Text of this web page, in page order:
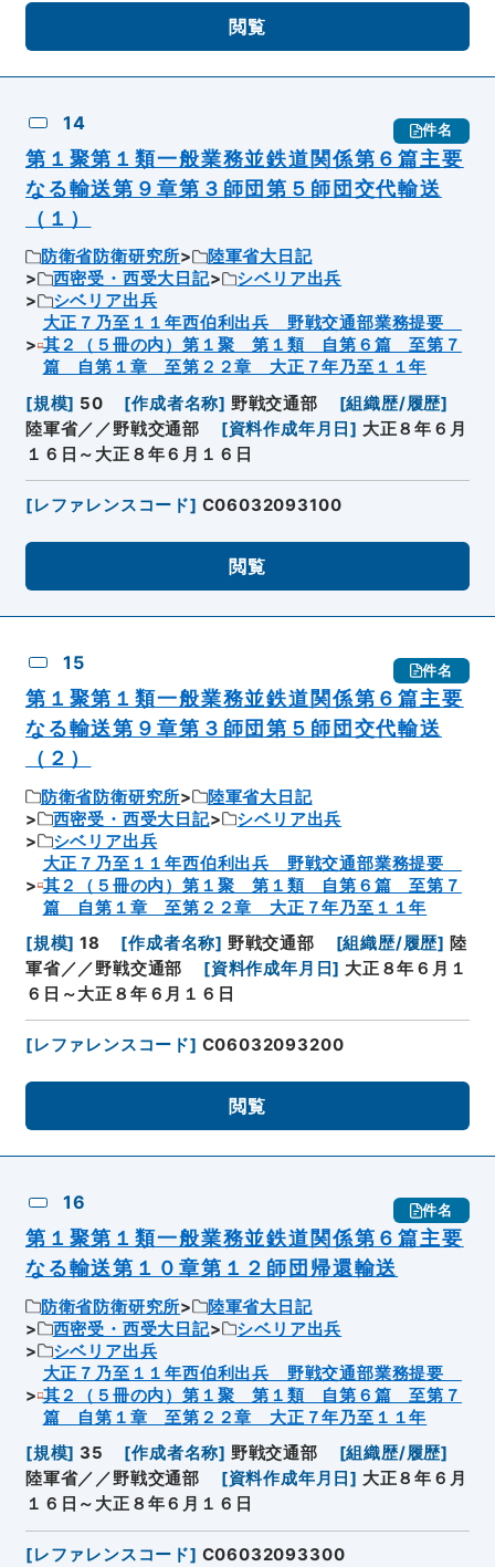
閲覧
14 件名
第１聚第１類一般業務並鉄道関係第６篇主要
なる輸送第９章第３師団第５師団交代輸送
（１）
防衛省防衛研究所
陸軍省大日記
西密受・西受大日記
シベリア出兵
シベリア出兵
大正７乃至１１年西伯利出兵 野戦交通部業務提要
其２（５冊の内）第１聚 第１類 自第６篇 至第７
篇 自第１章 至第２２章 大正７年乃至１１年
[規模] 50 [作成者名称] 野戦交通部 [組織歴/履歴]
陸軍省／／野戦交通部
[資料作成年月日] 大正８年６月
１６日～大正８年６月１６日
[レファレンスコード] C06032093100
閲覧
15 件名
第１聚第１類一般業務並鉄道関係第６篇主要
なる輸送第９章第３師団第５師団交代輸送
（２）
防衛省防衛研究所
陸軍省大日記
西密受・西受大日記
シベリア出兵
シベリア出兵
大正７乃至１１年西伯利出兵 野戦交通部業務提要
其２（５冊の内）第１聚 第１類 自第６篇 至第７
篇 自第１章 至第２２章 大正７年乃至１１年
[規模] 18 [作成者名称] 野戦交通部 [組織歴/履歴] 陸
軍省／／野戦交通部
[資料作成年月日] 大正８年６月１
６日～大正８年６月１６日
[レファレンスコード] C06032093200
閲覧
16 件名
第１聚第１類一般業務並鉄道関係第６篇主要
なる輸送第１０章第１２師団帰還輸送
防衛省防衛研究所
陸軍省大日記
西密受・西受大日記
シベリア出兵
シベリア出兵
大正７乃至１１年西伯利出兵 野戦交通部業務提要
其２（５冊の内）第１聚 第１類 自第６篇 至第７
篇 自第１章 至第２２章 大正７年乃至１１年
[規模] 35 [作成者名称] 野戦交通部 [組織歴/履歴]
陸軍省／／野戦交通部
[資料作成年月日] 大正８年６月
１６日～大正８年６月１６日
[レファレンスコード] C06032093300